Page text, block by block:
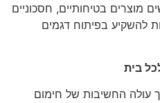
בטיחותיים, חסכוניים
להשקיע בפיתוח דגמים
בית
עולה החשיבות של חימום